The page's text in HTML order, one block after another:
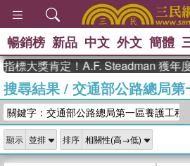
熱搜： 東
、 The
繡 、 暑期推
李登輝時代
、
群喵 、 臺
暢銷榜 新品 中文 外文 簡體
獎肯定！A.F. Steadman 獲年度作
搜尋結果/ 交通部公路總局
關鍵字：交通部公路總局第一區養護工程處
顯示 排序